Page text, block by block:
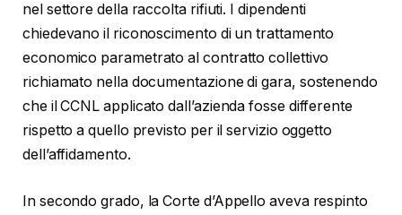
nel settore della raccolta rifiuti. I dipendenti
chiedevano il riconoscimento di un trattamento
economico parametrato al contratto collettivo
richiamato nella documentazione di gara, sostenendo
che il CCNL applicato dall’azienda fosse differente
rispetto a quello previsto per il servizio oggetto
dell’affidamento.
In secondo grado, la Corte d’Appello aveva respinto